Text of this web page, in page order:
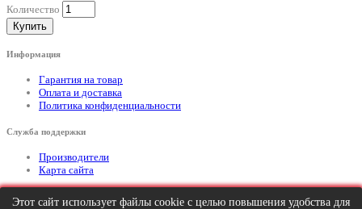
Количество
Купить
Информация
Гарантия на товар
Оплата и доставка
Политика конфиденциальности
Служба поддержки
Производители
Карта сайта
Дополнительно
Этот сайт использует файлы cookie с целью повышения удобства для